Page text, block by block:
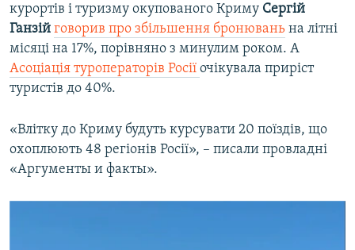
курортів і туризму окупованого Криму Сергій
Ганзій говорив про збільшення бронювань на літні
місяці на 17%, порівняно з минулим роком. А
Асоціація туроператорів Росії очікувала приріст
туристів до 40%.
«Влітку до Криму будуть курсувати 20 поїздів, що
охоплюють 48 регіонів Росії», – писали провладні
«Аргументы и факты».